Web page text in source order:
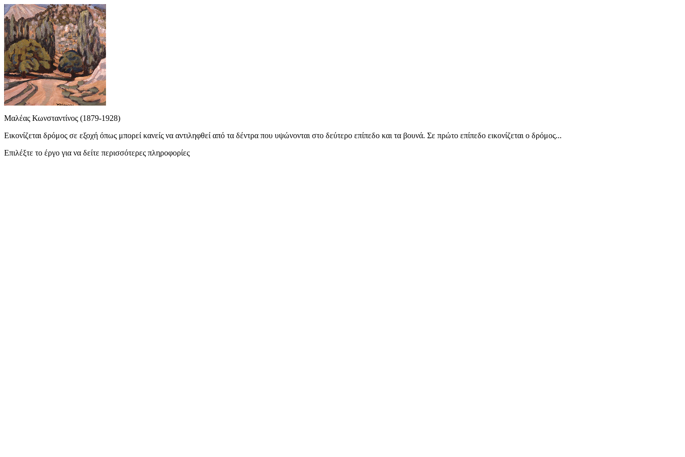
Μαλέας Κωνσταντίνος (1879-1928)
Εικονίζεται δρόμος σε εξοχή όπως μπορεί κανείς να αντιληφθεί από τα δέντρα που υψώνονται στο δεύτερο επίπεδο και τα βουνά. Σε πρώτο επίπεδο εικονίζεται ο δρόμος...
Επιλέξτε το έργο για να δείτε περισσότερες πληροφορίες